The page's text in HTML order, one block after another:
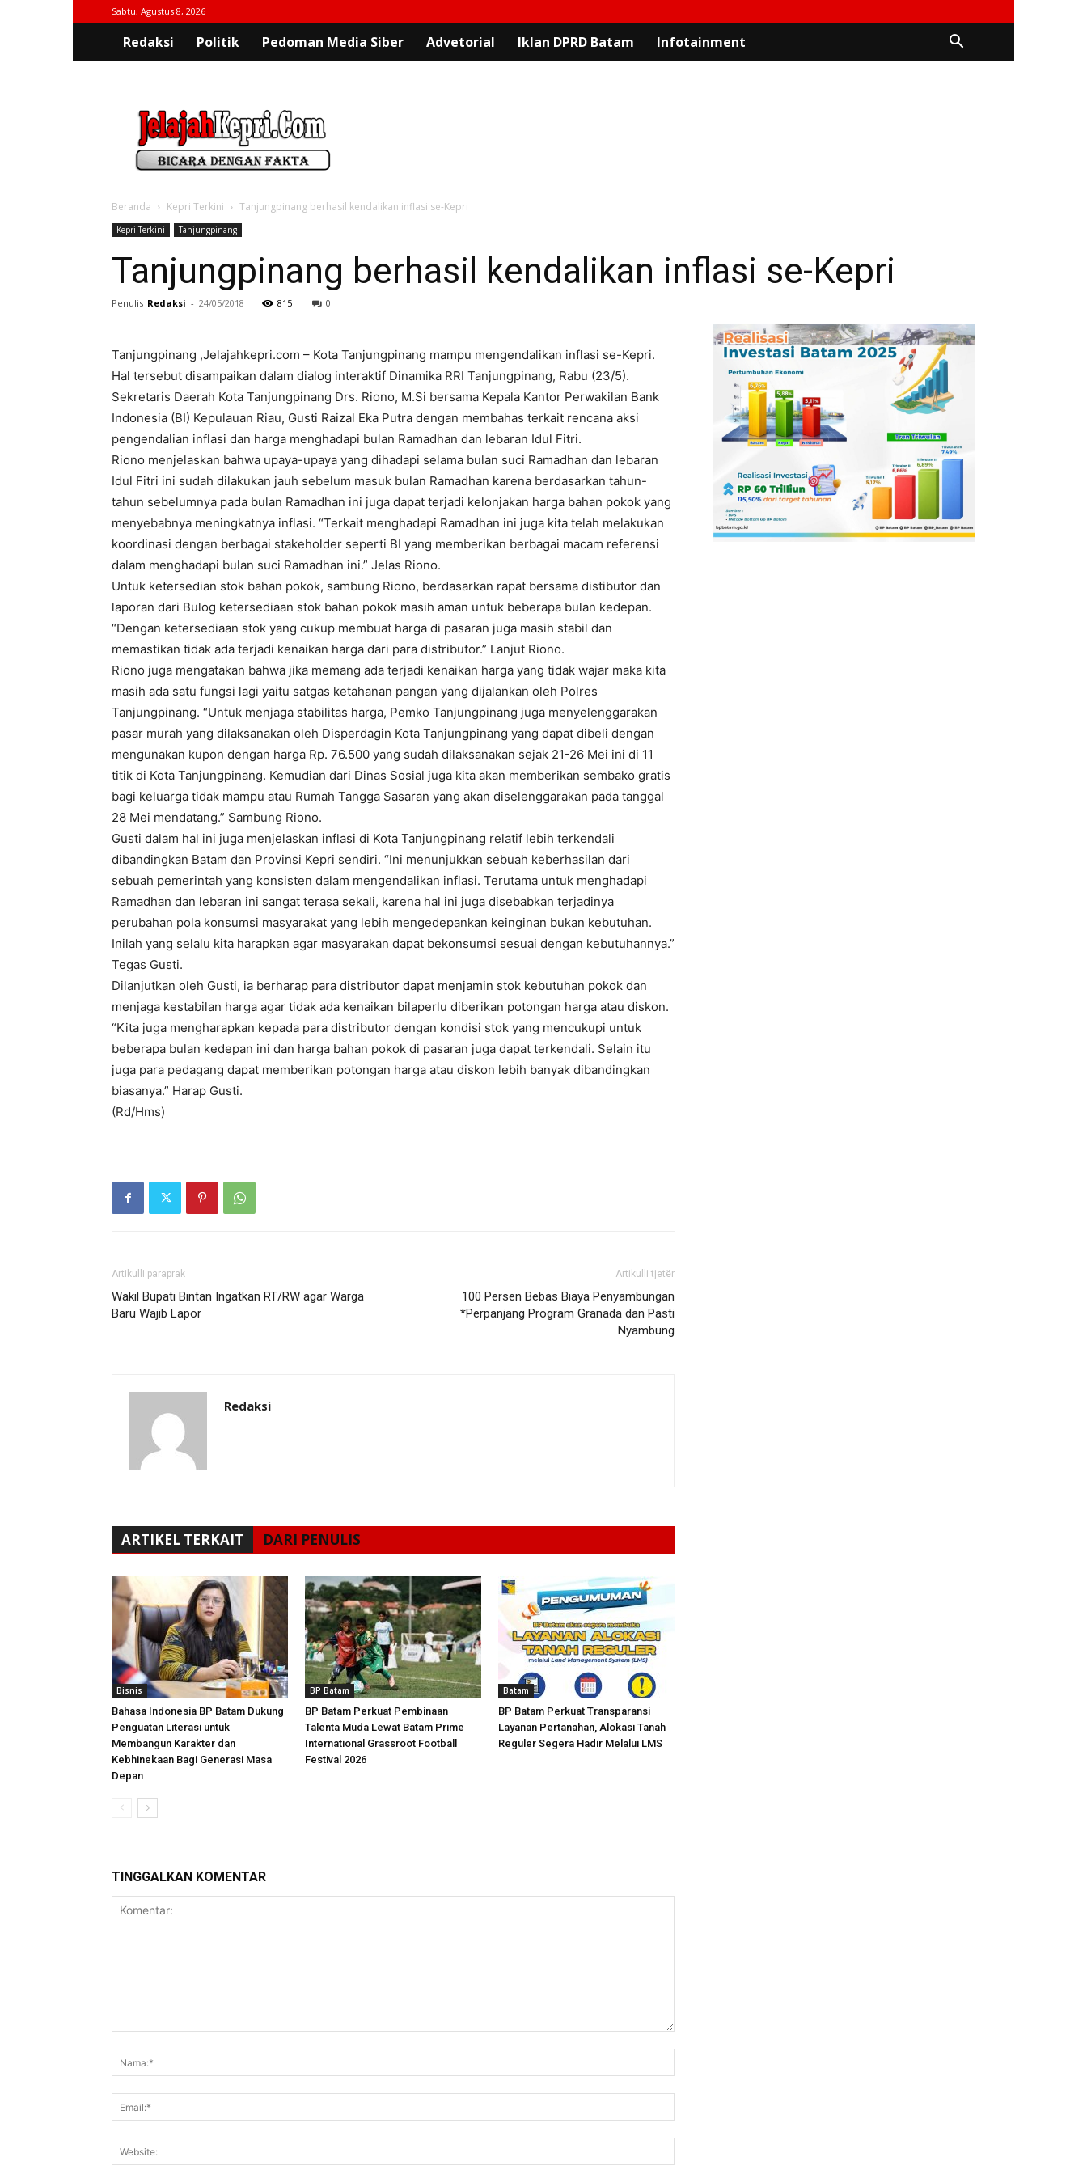
Sabtu, Agustus 8, 2026
Redaksi Politik Pedoman Media Siber Advetorial Iklan DPRD Batam Infotainment
Beranda Kepri Terkini Tanjungpinang berhasil kendalikan inflasi se-Kepri
Kepri Terkini Tanjungpinang
Tanjungpinang berhasil kendalikan inflasi se-Kepri
Penulis Redaksi - 24/05/2018 815 0
Tanjungpinang ,Jelajahkepri.com – Kota Tanjungpinang mampu mengendalikan inflasi se-Kepri.
Hal tersebut disampaikan dalam dialog interaktif Dinamika RRI Tanjungpinang, Rabu (23/5).
Sekretaris Daerah Kota Tanjungpinang Drs. Riono, M.Si bersama Kepala Kantor Perwakilan Bank
Indonesia (BI) Kepulauan Riau, Gusti Raizal Eka Putra dengan membahas terkait rencana aksi
pengendalian inflasi dan harga menghadapi bulan Ramadhan dan lebaran Idul Fitri.
Riono menjelaskan bahwa upaya-upaya yang dihadapi selama bulan suci Ramadhan dan lebaran
Idul Fitri ini sudah dilakukan jauh sebelum masuk bulan Ramadhan karena berdasarkan tahun-
tahun sebelumnya pada bulan Ramadhan ini juga dapat terjadi kelonjakan harga bahan pokok yang
menyebabnya meningkatnya inflasi. “Terkait menghadapi Ramadhan ini juga kita telah melakukan
koordinasi dengan berbagai stakeholder seperti BI yang memberikan berbagai macam referensi
dalam menghadapi bulan suci Ramadhan ini.” Jelas Riono.
Untuk ketersedian stok bahan pokok, sambung Riono, berdasarkan rapat bersama distibutor dan
laporan dari Bulog ketersediaan stok bahan pokok masih aman untuk beberapa bulan kedepan.
“Dengan ketersediaan stok yang cukup membuat harga di pasaran juga masih stabil dan
memastikan tidak ada terjadi kenaikan harga dari para distributor.” Lanjut Riono.
Riono juga mengatakan bahwa jika memang ada terjadi kenaikan harga yang tidak wajar maka kita
masih ada satu fungsi lagi yaitu satgas ketahanan pangan yang dijalankan oleh Polres
Tanjungpinang. “Untuk menjaga stabilitas harga, Pemko Tanjungpinang juga menyelenggarakan
pasar murah yang dilaksanakan oleh Disperdagin Kota Tanjungpinang yang dapat dibeli dengan
mengunakan kupon dengan harga Rp. 76.500 yang sudah dilaksanakan sejak 21-26 Mei ini di 11
titik di Kota Tanjungpinang. Kemudian dari Dinas Sosial juga kita akan memberikan sembako gratis
bagi keluarga tidak mampu atau Rumah Tangga Sasaran yang akan diselenggarakan pada tanggal
28 Mei mendatang.” Sambung Riono.
Gusti dalam hal ini juga menjelaskan inflasi di Kota Tanjungpinang relatif lebih terkendali
dibandingkan Batam dan Provinsi Kepri sendiri. “Ini menunjukkan sebuah keberhasilan dari
sebuah pemerintah yang konsisten dalam mengendalikan inflasi. Terutama untuk menghadapi
Ramadhan dan lebaran ini sangat terasa sekali, karena hal ini juga disebabkan terjadinya
perubahan pola konsumsi masyarakat yang lebih mengedepankan keinginan bukan kebutuhan.
Inilah yang selalu kita harapkan agar masyarakan dapat bekonsumsi sesuai dengan kebutuhannya.”
Tegas Gusti.
Dilanjutkan oleh Gusti, ia berharap para distributor dapat menjamin stok kebutuhan pokok dan
menjaga kestabilan harga agar tidak ada kenaikan bilaperlu diberikan potongan harga atau diskon.
“Kita juga mengharapkan kepada para distributor dengan kondisi stok yang mencukupi untuk
beberapa bulan kedepan ini dan harga bahan pokok di pasaran juga dapat terkendali. Selain itu
juga para pedagang dapat memberikan potongan harga atau diskon lebih banyak dibandingkan
biasanya.” Harap Gusti.
(Rd/Hms)
Artikulli paraprak
Wakil Bupati Bintan Ingatkan RT/RW agar Warga
Baru Wajib Lapor
Artikulli tjetër
100 Persen Bebas Biaya Penyambungan
*Perpanjang Program Granada dan Pasti
Nyambung
Redaksi
ARTIKEL TERKAIT DARI PENULIS
Bisnis
Bahasa Indonesia BP Batam Dukung
Penguatan Literasi untuk
Membangun Karakter dan
Kebhinekaan Bagi Generasi Masa
Depan
BP Batam
BP Batam Perkuat Pembinaan
Talenta Muda Lewat Batam Prime
International Grassroot Football
Festival 2026
Batam
BP Batam Perkuat Transparansi
Layanan Pertanahan, Alokasi Tanah
Reguler Segera Hadir Melalui LMS
TINGGALKAN KOMENTAR